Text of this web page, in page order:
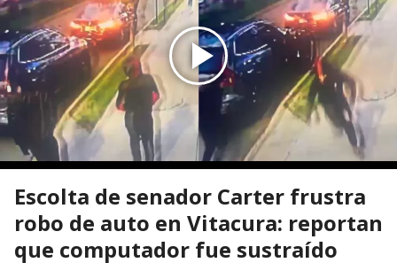
Escolta de senador Carter frustra
robo de auto en Vitacura: reportan
que computador fue sustraído